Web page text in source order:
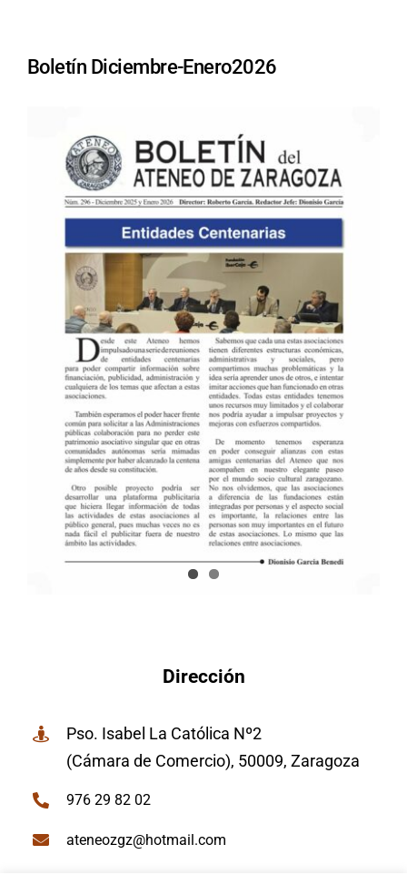
Boletín Diciembre-Enero2026
Dirección
Pso. Isabel La Católica Nº2
(Cámara de Comercio), 50009, Zaragoza
976 29 82 02
ateneozgz@hotmail.com